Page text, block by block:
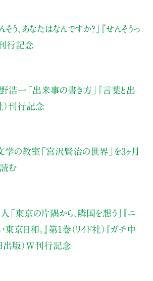
んそう、あなたはなんですか？」
『せんそうっ
刊行記念
浩一 「出来事の書き方」
『言葉と出
）刊行記念
文学の教室 「宮沢賢治の世界」を3ヶ月
読む
「東京の片隅から、隣国を想う」
『ニ
東京日和。』第1巻（リイド社） 『ガチ中
出版）W刊行記念